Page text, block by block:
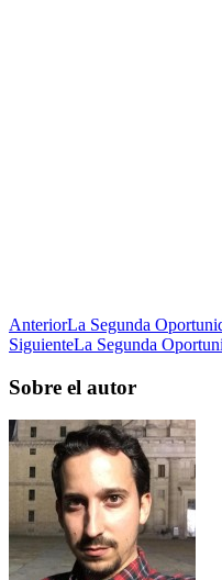
AnteriorLa Segunda
SiguienteLa Segunda
Sobre el autor